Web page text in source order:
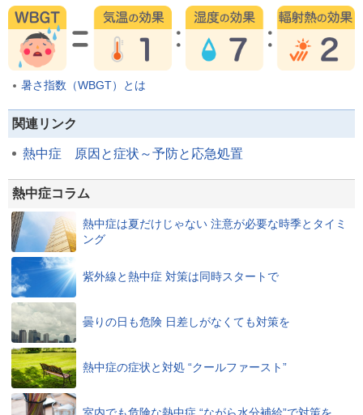
暑さ指数（WBGT）とは
関連リンク
熱中症 原因と症状～予防と応急処置
熱中症コラム
熱中症は夏だけじゃない 注意が必要な時季とタイミ
ング
紫外線と熱中症 対策は同時スタートで
曇りの日も危険 日差しがなくても対策を
熱中症の症状と対処 “クールファースト”
室内でも危険な熱中症 “ながら水分補給”で対策を